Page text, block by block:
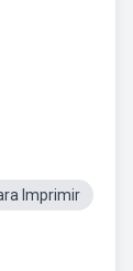
Imprimir